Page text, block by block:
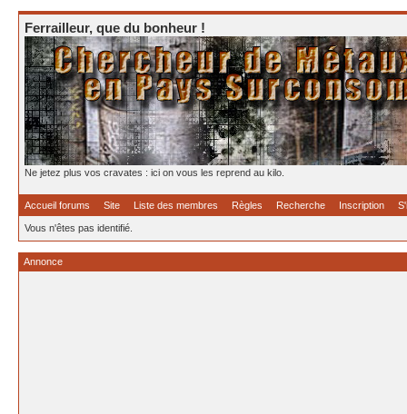
Ferrailleur, que du bonheur !
Ne jetez plus vos cravates : ici on vous les reprend au kilo.
Accueil forums Site Liste des membres Règles Recherche Inscription
Vous n'êtes pas identifié.
Annonce